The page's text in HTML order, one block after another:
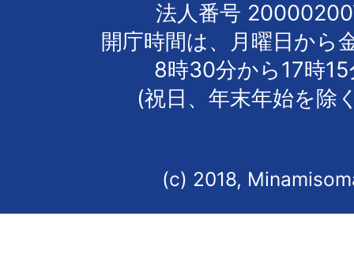
法人番号
開庁時間は、月曜日から
8時30分から17時
(祝日、年末年始を除
(c) 2018,